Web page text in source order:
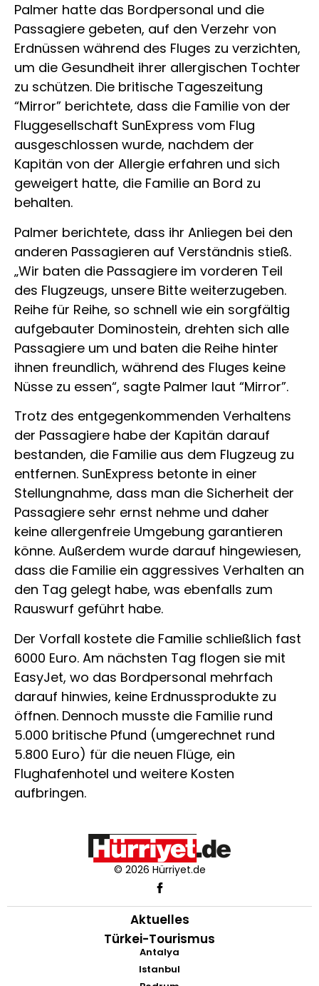
Palmer hatte das Bordpersonal und die
Passagiere gebeten, auf den Verzehr von
Erdnüssen während des Fluges zu verzichten,
um die Gesundheit ihrer allergischen Tochter
zu schützen. Die britische Tageszeitung
“Mirror” berichtete, dass die Familie von der
Fluggesellschaft SunExpress vom Flug
ausgeschlossen wurde, nachdem der
Kapitän von der Allergie erfahren und sich
geweigert hatte, die Familie an Bord zu
behalten.
Palmer berichtete, dass ihr Anliegen bei den
anderen Passagieren auf Verständnis stieß.
„Wir baten die Passagiere im vorderen Teil
des Flugzeugs, unsere Bitte weiterzugeben.
Reihe für Reihe, so schnell wie ein sorgfältig
aufgebauter Dominostein, drehten sich alle
Passagiere um und baten die Reihe hinter
ihnen freundlich, während des Fluges keine
Nüsse zu essen“, sagte Palmer laut “Mirror”.
Trotz des entgegenkommenden Verhaltens
der Passagiere habe der Kapitän darauf
bestanden, die Familie aus dem Flugzeug zu
entfernen. SunExpress betonte in einer
Stellungnahme, dass man die Sicherheit der
Passagiere sehr ernst nehme und daher
keine allergenfreie Umgebung garantieren
könne. Außerdem wurde darauf hingewiesen,
dass die Familie ein aggressives Verhalten an
den Tag gelegt habe, was ebenfalls zum
Rauswurf geführt habe.
Der Vorfall kostete die Familie schließlich fast
6000 Euro. Am nächsten Tag flogen sie mit
EasyJet, wo das Bordpersonal mehrfach
darauf hinwies, keine Erdnussprodukte zu
öffnen. Dennoch musste die Familie rund
5.000 britische Pfund (umgerechnet rund
5.800 Euro) für die neuen Flüge, ein
Flughafenhotel und weitere Kosten
aufbringen.
© 2026 Hürriyet.de
Aktuelles
Türkei-Tourismus
Antalya
Istanbul